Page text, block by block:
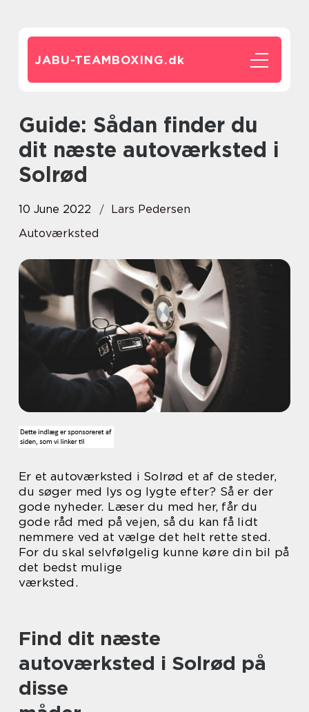
JABU-TEAMBOXING.dk
Guide: Sådan finder du
dit næste autoværksted i
Solrød
10 June 2022
Lars Pedersen
Autoværksted
Er et autoværksted i Solrød et af de steder,
du søger med lys og lygte efter? Så er der
gode nyheder. Læser du med her, får du
gode råd med på vejen, så du kan få lidt
nemmere ved at vælge det helt rette sted.
For du skal selvfølgelig kunne køre din bil på
det bedst mulige
værksted.
Find dit næste
autoværksted i Solrød på
disse